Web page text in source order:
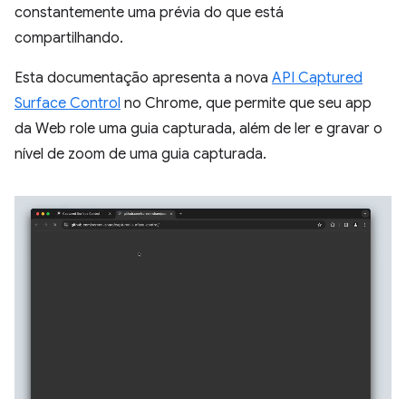
constantemente uma prévia do que está
compartilhando.
Esta documentação apresenta a nova API Captured
Surface Control no Chrome, que permite que seu app
da Web role uma guia capturada, além de ler e gravar o
nível de zoom de uma guia capturada.